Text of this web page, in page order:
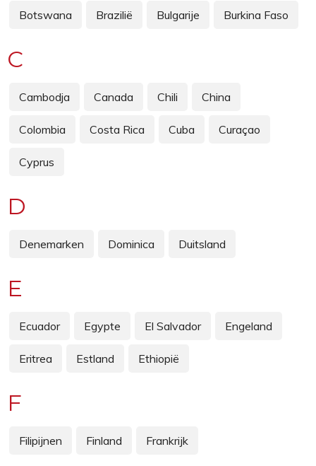
Botswana Brazilië Bulgarije Burkina Faso
C
Cambodja Canada Chili China
Colombia Costa Rica Cuba Curaçao
Cyprus
D
Denemarken Dominica Duitsland
E
Ecuador Egypte El Salvador Engeland
Eritrea Estland Ethiopië
F
Filipijnen Finland Frankrijk